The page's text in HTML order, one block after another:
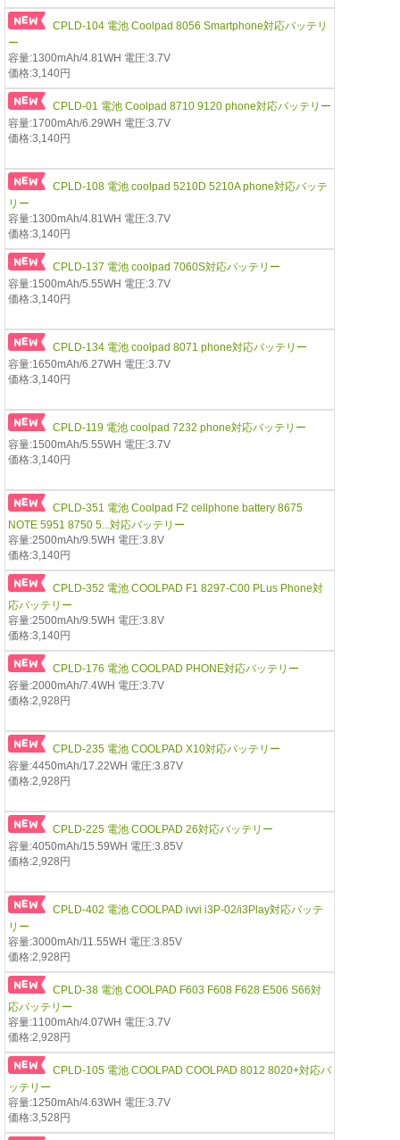
CPLD-104 電池 Coolpad 8056 Smartphone対応バッテリ
ー
容量:1300mAh/4.81WH 電圧:3.7V
価格:3,140円
CPLD-01 電池 Coolpad 8710 9120 phone対応バッテリー
容量:1700mAh/6.29WH 電圧:3.7V
価格:3,140円
CPLD-108 電池 coolpad 5210D 5210A phone対応バッテ
リー
容量:1300mAh/4.81WH 電圧:3.7V
価格:3,140円
CPLD-137 電池 coolpad 7060S対応バッテリー
容量:1500mAh/5.55WH 電圧:3.7V
価格:3,140円
CPLD-134 電池 coolpad 8071 phone対応バッテリー
容量:1650mAh/6.27WH 電圧:3.7V
価格:3,140円
CPLD-119 電池 coolpad 7232 phone対応バッテリー
容量:1500mAh/5.55WH 電圧:3.7V
価格:3,140円
CPLD-351 電池 Coolpad F2 cellphone battery 8675
NOTE 5951 8750 5...対応バッテリー
容量:2500mAh/9.5WH 電圧:3.8V
価格:3,140円
CPLD-352 電池 COOLPAD F1 8297-C00 PLus Phone対
応バッテリー
容量:2500mAh/9.5WH 電圧:3.8V
価格:3,140円
CPLD-176 電池 COOLPAD PHONE対応バッテリー
容量:2000mAh/7.4WH 電圧:3.7V
価格:2,928円
CPLD-235 電池 COOLPAD X10対応バッテリー
容量:4450mAh/17.22WH 電圧:3.87V
価格:2,928円
CPLD-225 電池 COOLPAD 26対応バッテリー
容量:4050mAh/15.59WH 電圧:3.85V
価格:2,928円
CPLD-402 電池 COOLPAD ivvi i3P-02/i3Play対応バッテ
リー
容量:3000mAh/11.55WH 電圧:3.85V
価格:2,928円
CPLD-38 電池 COOLPAD F603 F608 F628 E506 S66対
応バッテリー
容量:1100mAh/4.07WH 電圧:3.7V
価格:2,928円
CPLD-105 電池 COOLPAD COOLPAD 8012 8020+対応バ
ッテリー
容量:1250mAh/4.63WH 電圧:3.7V
価格:3,528円